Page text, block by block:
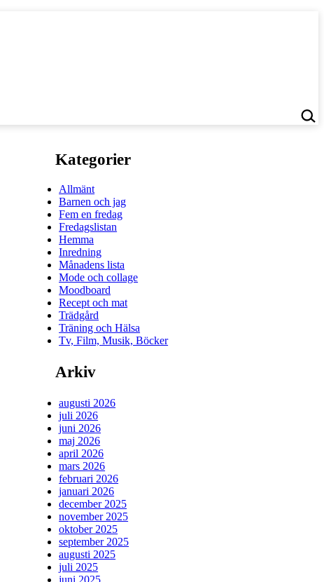
Kategorier
Allmänt
Barnen och jag
Fem en fredag
Fredagslistan
Hemma
Inredning
Månadens lista
Mode och collage
Moodboard
Recept och mat
Trädgård
Träning och Hälsa
Tv, Film, Musik, Böcker
Arkiv
augusti 2026
juli 2026
juni 2026
maj 2026
april 2026
mars 2026
februari 2026
januari 2026
december 2025
november 2025
oktober 2025
september 2025
augusti 2025
juli 2025
juni 2025